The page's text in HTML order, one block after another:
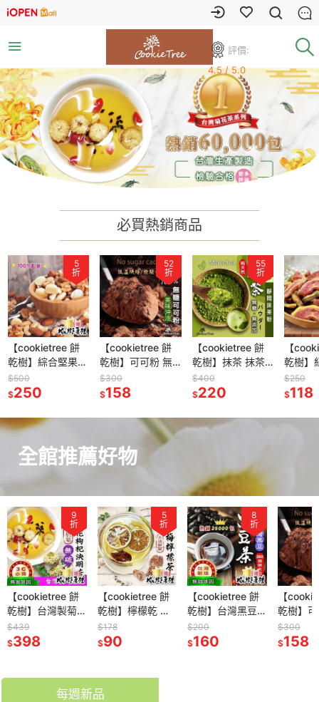
評價:
4.5 / 5.0
必買熱銷商品
5
折
【cookietree 餅
乾樹】綜合堅果
220g 無調味 夏威
夷豆 核桃 杏仁 腰
$500
$250
52
折
【cookietree 餅
乾樹】可可粉 無
糖 無鹼化 純天然
巧克力粉 純可可
克力生可可粉 沖
$300
$158
55
折
【cookietree 餅
乾樹】抹茶 抹茶
粉 日本靜岡抹茶
100%純抹茶粉 原
濃郁香醇兒茶素豐
$400
$220
【
乾樹】
燕巢芭
果乾
$250
$118
全館推薦好物
5
折
【cookietree 餅
乾樹】檸檬乾 冰
梅檸檬茶 無籽冰
梅 台灣檸檬片 果
$178
$90
8
折
【cookietree 餅
乾樹】台灣黑豆
黑豆水 黑豆 黑豆
茶 青仁黑豆 無咖
$200
$160
52
折
【cookietree 餅
乾樹】可可粉 無
糖 無鹼化 純天然
巧克力粉 純可可
$300
$158
【
乾樹】
無籽梅
灣青梅
$200
$98
每週新品